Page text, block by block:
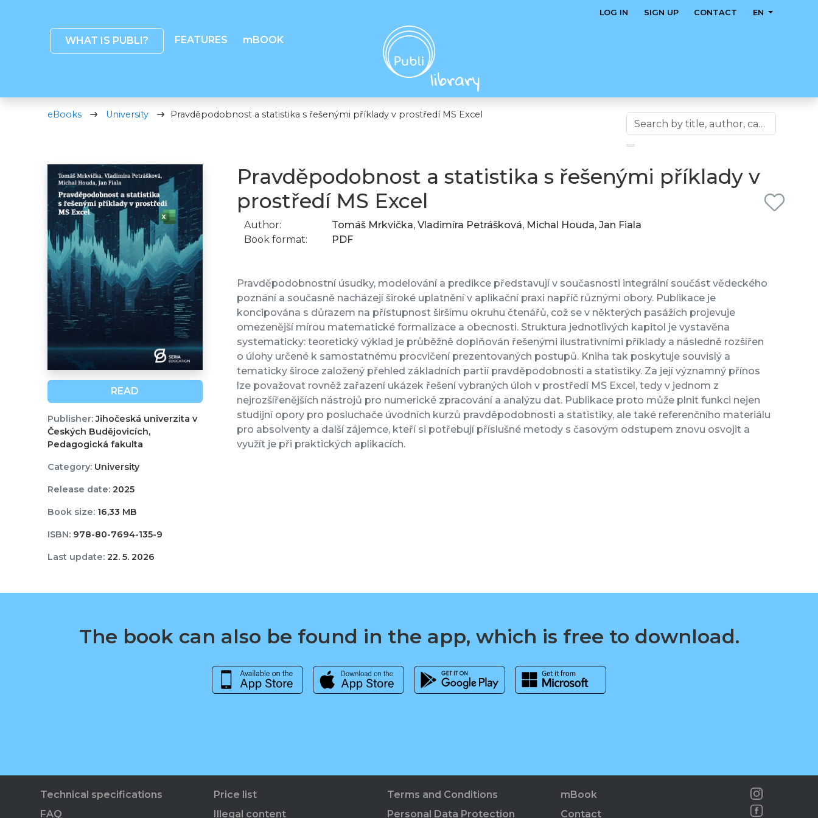
WHAT IS PUBLI? FEATURES mBOOK
LOG IN SIGN UP CONTACT EN
eBooks University Pravděpodobnost a statistika s řešenými příklady v prostředí MS Excel
READ
Publisher:Jihočeská univerzita v
Českých Budějovicích,
Pedagogická fakulta
Category:University
Release date:2025
Book size:16,33 MB
ISBN:978-80-7694-135-9
Last update:22. 5. 2026
Pravděpodobnost a statistika s řešenými příklady v
prostředí MS Excel
Author:
Tomáš Mrkvička, Vladimíra Petrášková, Michal Houda, Jan Fiala
Book format:
PDF
Pravděpodobnostní úsudky, modelování a predikce představují v současnosti integrální součást vědeckého
poznání a současně nacházejí široké uplatnění v aplikační praxi napříč různými obory. Publikace je
koncipována s důrazem na přístupnost širšímu okruhu čtenářů, což se v některých pasážích projevuje
omezenější mírou matematické formalizace a obecnosti. Struktura jednotlivých kapitol je vystavěna
systematicky: teoretický výklad je průběžně doplňován řešenými ilustrativními příklady a následně rozšířen
o úlohy určené k samostatnému procvičení prezentovaných postupů. Kniha tak poskytuje souvislý a
tematicky široce založený přehled základních partií pravděpodobnosti a statistiky. Za její významný přínos
lze považovat rovněž zařazení ukázek řešení vybraných úloh v prostředí MS Excel, tedy v jednom z
nejrozšířenějších nástrojů pro numerické zpracování a analýzu dat. Publikace proto může plnit funkci nejen
studijní opory pro posluchače úvodních kurzů pravděpodobnosti a statistiky, ale také referenčního materiálu
pro absolventy a další zájemce, kteří si potřebují příslušné metody s časovým odstupem znovu osvojit a
využít je při praktických aplikacích.
The book can also be found in the app, which is free to download.
Technical specifications
FAQ
Price list
Illegal content
Terms and Conditions
Personal Data Protection
mBook
Contact